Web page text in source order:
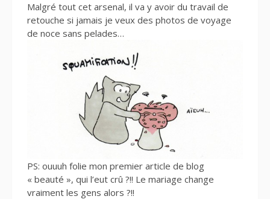
Malgré tout cet arsenal, il va y avoir du travail de
retouche si jamais je veux des photos de voyage
de noce sans pelades…
PS: ouuuh folie mon premier article de blog
« beauté », qui l’eut crû ?!! Le mariage change
vraiment les gens alors ?!!